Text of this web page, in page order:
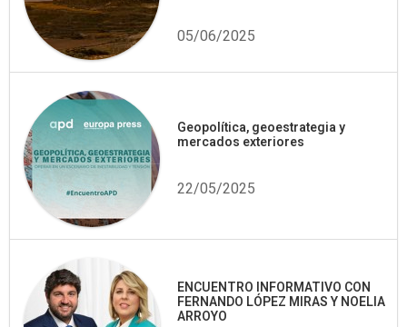
05/06/2025
Geopolítica, geoestrategia y
mercados exteriores
22/05/2025
ENCUENTRO INFORMATIVO CON
FERNANDO LÓPEZ MIRAS Y NOELIA
ARROYO